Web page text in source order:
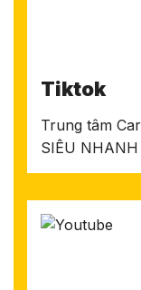
Tiktok
Trung tâm
SIÊU